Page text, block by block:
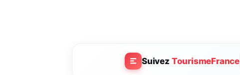
Suivez TourismeFrance